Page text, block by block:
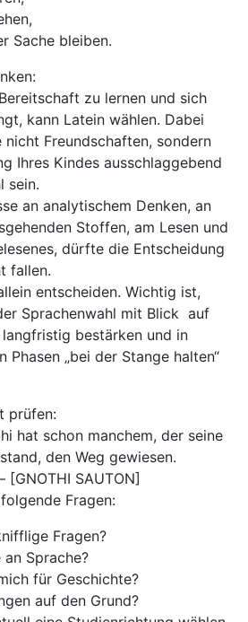
Sache bleiben.
zu lernen und sich
kann Latein wählen. Dabei
Freundschaften, sondern
Ihres Kindes ausschlaggebend
sein.
an analytischem Denken, an
Stoffen, am Lesen und
dürfte die Entscheidung
fallen.
entscheiden. Wichtig ist,
Sprachenwahl mit Blick auf
bestärken und in
Phasen „bei der Stange halten“
prüfen:
hat schon manchem, der seine
den Weg gewiesen.
[GNOTHI SAUTON]
Fragen:
Fragen?
Sprache?
für Geschichte?
auf den Grund?